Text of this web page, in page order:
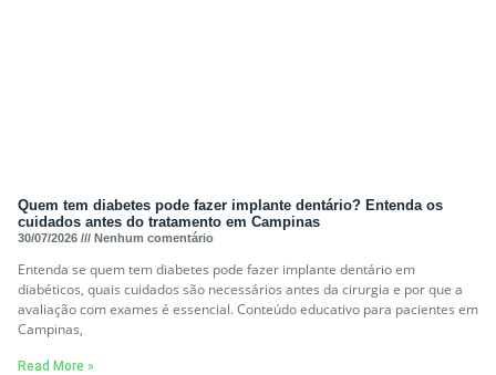
Quem tem diabetes pode fazer implante dentário? Entenda os
cuidados antes do tratamento em Campinas
30/07/2026 Nenhum comentário
Entenda se quem tem diabetes pode fazer implante dentário em
diabéticos, quais cuidados são necessários antes da cirurgia e por que a
avaliação com exames é essencial. Conteúdo educativo para pacientes em
Campinas,
Read More »